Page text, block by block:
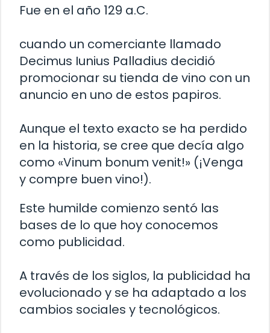
Fue en el año 129 a.C.
cuando un comerciante llamado
Decimus Iunius Palladius decidió
promocionar su tienda de vino con un
anuncio en uno de estos papiros.
Aunque el texto exacto se ha perdido
en la historia, se cree que decía algo
como «Vinum bonum venit!» (¡Venga
y compre buen vino!).
Este humilde comienzo sentó las
bases de lo que hoy conocemos
como publicidad.
A través de los siglos, la publicidad ha
evolucionado y se ha adaptado a los
cambios sociales y tecnológicos.